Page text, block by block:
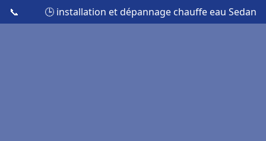
📞 🕒 installation et dépannage chauffe eau Sedan